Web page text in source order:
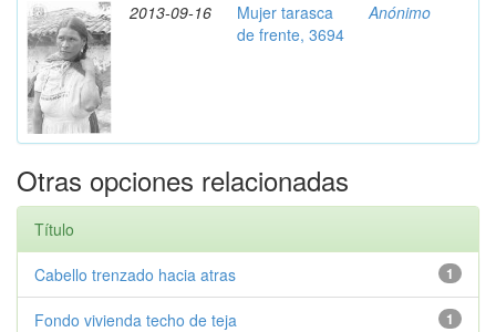
2013-09-16
Mujer tarasca
de frente, 3694
Anónimo
Otras opciones relacionadas
Título
1
Cabello trenzado hacia atras
1
Fondo vivienda techo de teja